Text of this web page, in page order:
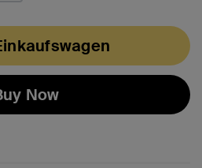
Now